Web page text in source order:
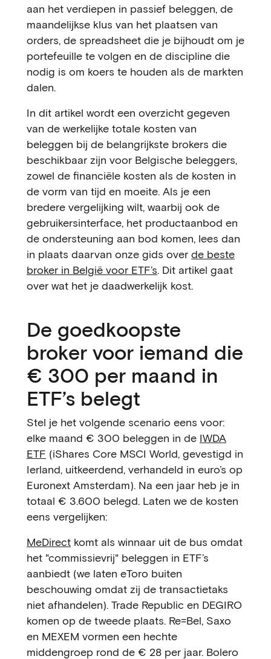
aan het verdiepen in passief beleggen, de
maandelijkse klus van het plaatsen van
orders, de spreadsheet die je bijhoudt om je
portefeuille te volgen en de discipline die
nodig is om koers te houden als de markten
dalen.
In dit artikel wordt een overzicht gegeven
van de werkelijke totale kosten van
beleggen bij de belangrijkste brokers die
beschikbaar zijn voor Belgische beleggers,
zowel de financiële kosten als de kosten in
de vorm van tijd en moeite. Als je een
bredere vergelijking wilt, waarbij ook de
gebruikersinterface, het productaanbod en
de ondersteuning aan bod komen, lees dan
in plaats daarvan onze gids over de beste
broker in België voor ETF’s. Dit artikel gaat
over wat het je daadwerkelijk kost.
De goedkoopste
broker voor iemand die
€ 300 per maand in
ETF’s belegt
Stel je het volgende scenario eens voor:
elke maand € 300 beleggen in de IWDA
ETF (iShares Core MSCI World, gevestigd in
Ierland, uitkeerdend, verhandeld in euro’s op
Euronext Amsterdam). Na een jaar heb je in
totaal € 3.600 belegd. Laten we de kosten
eens vergelijken:
MeDirect komt als winnaar uit de bus omdat
het "commissievrij" beleggen in ETF’s
aanbiedt (we laten eToro buiten
beschouwing omdat zij de transactietaks
niet afhandelen). Trade Republic en DEGIRO
komen op de tweede plaats. Re=Bel, Saxo
en MEXEM vormen een hechte
middengroep rond de € 28 per jaar. Bolero